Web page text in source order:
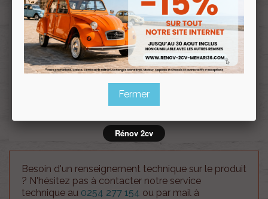
Montant gauche Méhari VERT MONTANA
Attention !!, le coût des frais d'envois est à titre
indicatif. Notre service client vous recontactera en
cas de supplément en fonction du volume de votre
Besoin d'un renseignement technique sur le produit
? N'hésitez pas à contacter notre service
technique au 0254 277 154 ou par mail à
Fermer
Rénov 2cv